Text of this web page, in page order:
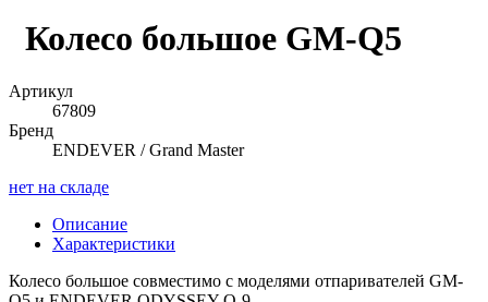
Колесо большое GM-Q5
Артикул
67809
Бренд
ENDEVER / Grand Master
нет на складе
Описание
Характеристики
Колесо большое совместимо с моделями отпаривателей GM-